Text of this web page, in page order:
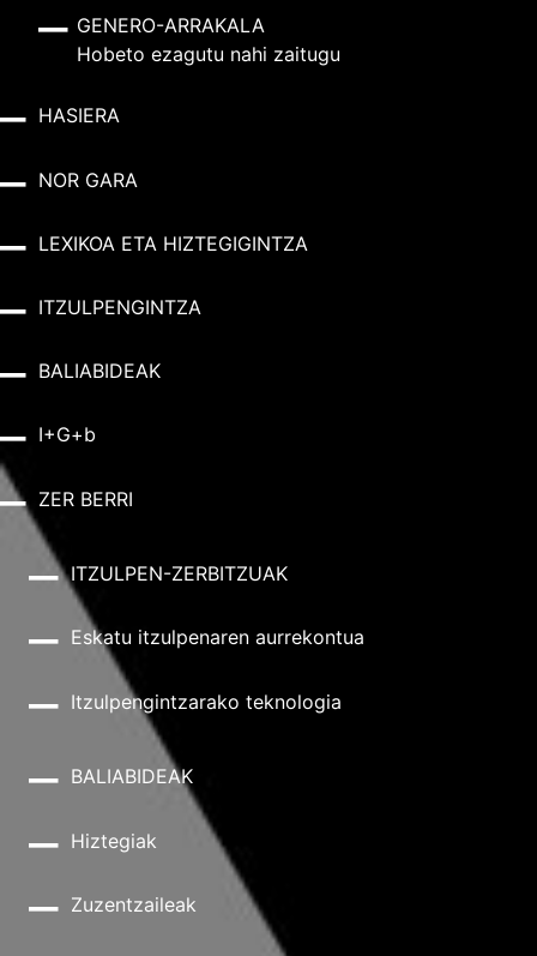
GENERO-ARRAKALA
Hobeto ezagutu nahi zaitugu
HASIERA
NOR GARA
LEXIKOA ETA HIZTEGIGINTZA
ITZULPENGINTZA
BALIABIDEAK
I+G+b
ZER BERRI
ITZULPEN-ZERBITZUAK
Eskatu itzulpenaren aurrekontua
Itzulpengintzarako teknologia
BALIABIDEAK
Hiztegiak
Zuzentzaileak